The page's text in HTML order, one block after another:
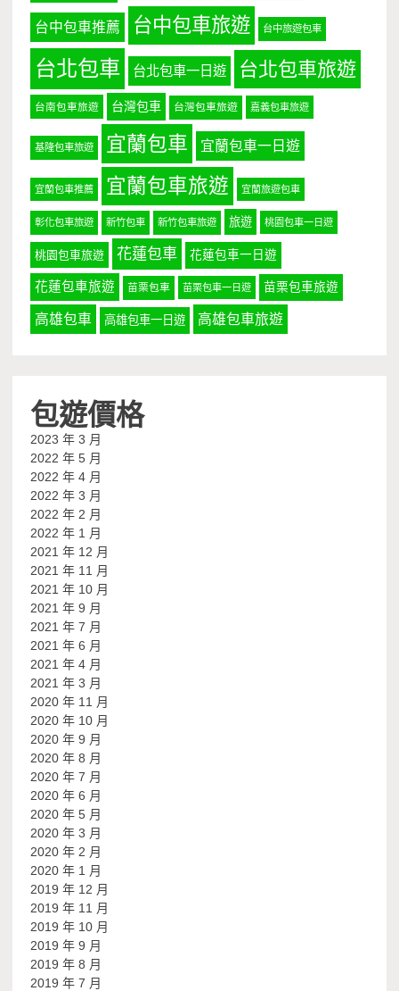
台中包車推薦 台中包車旅遊 台中旅遊包車
台北包車 台北包車一日遊 台北包車旅遊
台南包車旅遊 台灣包車 台灣包車旅遊 嘉義包車旅遊
基隆包車旅遊 宜蘭包車 宜蘭包車一日遊
宜蘭包車推薦 宜蘭包車旅遊 宜蘭旅遊包車
彰化包車旅遊 新竹包車 新竹包車旅遊 旅遊 桃園包車一日遊
桃園包車旅遊 花蓮包車 花蓮包車一日遊
花蓮包車旅遊 苗栗包車 苗栗包車一日遊 苗栗包車旅遊
高雄包車 高雄包車一日遊 高雄包車旅遊
包遊價格
2023 年 3 月
2022 年 5 月
2022 年 4 月
2022 年 3 月
2022 年 2 月
2022 年 1 月
2021 年 12 月
2021 年 11 月
2021 年 10 月
2021 年 9 月
2021 年 7 月
2021 年 6 月
2021 年 4 月
2021 年 3 月
2020 年 11 月
2020 年 10 月
2020 年 9 月
2020 年 8 月
2020 年 7 月
2020 年 6 月
2020 年 5 月
2020 年 3 月
2020 年 2 月
2020 年 1 月
2019 年 12 月
2019 年 11 月
2019 年 10 月
2019 年 9 月
2019 年 8 月
2019 年 7 月